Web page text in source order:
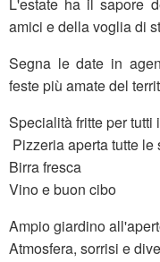
L'estate ha il sapore
amici e della voglia di
Segna le date in
feste più amate del
Specialità fritte per tutti
Pizzeria aperta tutte le
Birra fresca
Vino e buon cibo
Ampio giardino
Atmosfera, sorrisi e